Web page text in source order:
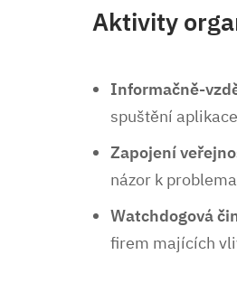
Aktivity
Informačně-
spuštění
Zapojení
názor k
Watchdogová
firem majících